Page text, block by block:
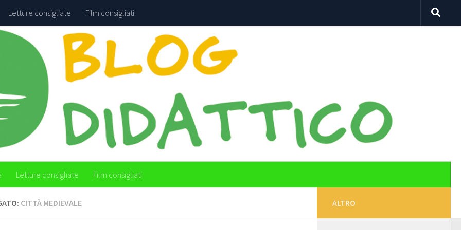
Letture consigliate Film consigliati
Letture consigliate Film consigliati
CITTÀ MEDIEVALE ALTRO